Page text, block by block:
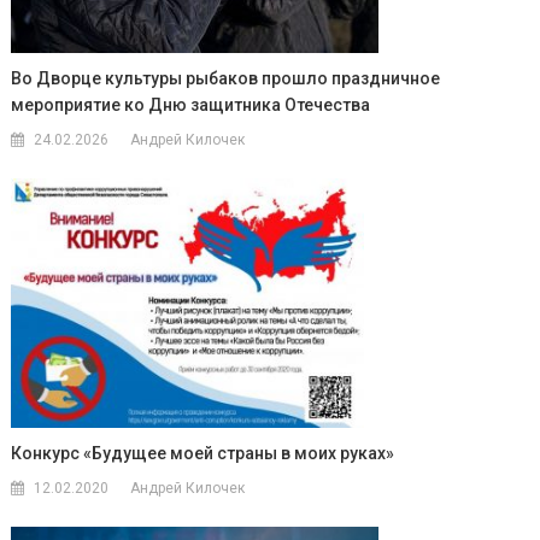
Во Дворце культуры рыбаков прошло праздничное
мероприятие ко Дню защитника Отечества
24.02.2026 Андрей Килочек
Конкурс «Будущее моей страны в моих руках»
12.02.2020 Андрей Килочек